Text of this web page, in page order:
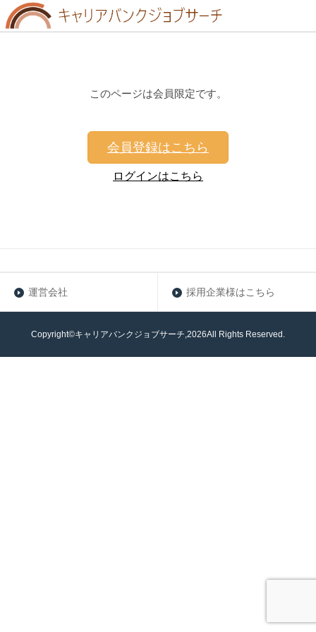
このページは会員限定です。
会員登録はこちら
ログインはこちら
運営会社 採用企業様はこちら
Copyright©キャリアバンクジョブサーチ,2026All Rights Reserved.